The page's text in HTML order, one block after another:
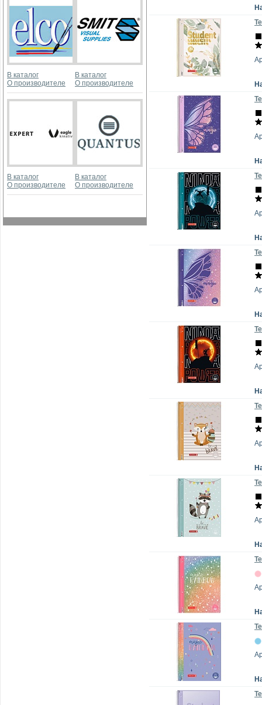
В каталог
О производителе
В каталог
О производителе
В каталог
О производителе
В каталог
О производителе